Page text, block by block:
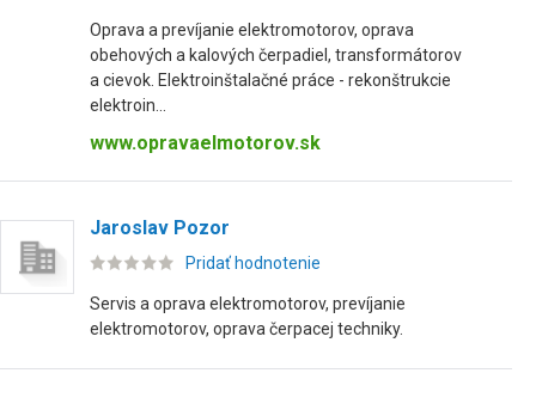
Oprava a prevíjanie elektromotorov, oprava
obehových a kalových čerpadiel, transformátorov
a cievok. Elektroinštalačné práce - rekonštrukcie
elektroin...
www.opravaelmotorov.sk
Jaroslav Pozor
Pridať hodnotenie
Servis a oprava elektromotorov, prevíjanie
elektromotorov, oprava čerpacej techniky.